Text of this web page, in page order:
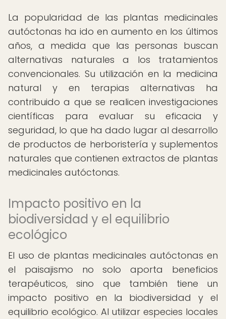
La popularidad de las plantas medicinales
autóctonas ha ido en aumento en los últimos
años, a medida que las personas buscan
alternativas naturales a los tratamientos
convencionales. Su utilización en la medicina
natural y en terapias alternativas ha
contribuido a que se realicen investigaciones
científicas para evaluar su eficacia y
seguridad, lo que ha dado lugar al desarrollo
de productos de herboristería y suplementos
naturales que contienen extractos de plantas
medicinales autóctonas.
Impacto positivo en la
biodiversidad y el equilibrio
ecológico
El uso de plantas medicinales autóctonas en
el paisajismo no solo aporta beneficios
terapéuticos, sino que también tiene un
impacto positivo en la biodiversidad y el
equilibrio ecológico. Al utilizar especies locales